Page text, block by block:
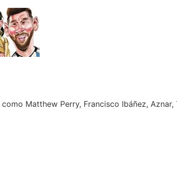
Matthew Perry, Francisco Ibáñez, Aznar,